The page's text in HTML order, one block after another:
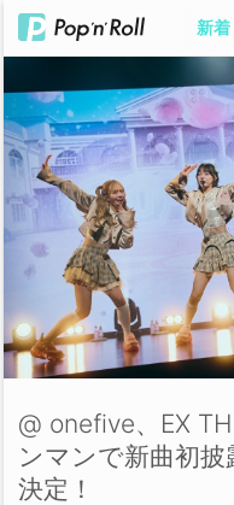
新着
@ onefive、EX
ンマンで新曲初
決定！